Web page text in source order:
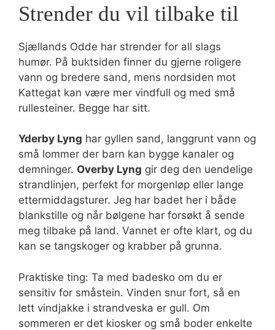
Strender du vil tilbake til
Sjællands Odde har strender for all slags
humør. På buktsiden finner du gjerne roligere
vann og bredere sand, mens nordsiden mot
Kattegat kan være mer vindfull og med små
rullesteiner. Begge har sitt.
Yderby Lyng har gyllen sand, langgrunt vann og
små lommer der barn kan bygge kanaler og
demninger. Overby Lyng gir deg den uendelige
strandlinjen, perfekt for morgenløp eller lange
ettermiddagsturer. Jeg har badet her i både
blankstille og når bølgene har forsøkt å sende
meg tilbake på land. Vannet er ofte klart, og du
kan se tangskoger og krabber på grunna.
Praktiske ting: Ta med badesko om du er
sensitiv for småstein. Vinden snur fort, så en
lett vindjakke i strandveska er gull. Om
sommeren er det kiosker og små boder enkelte